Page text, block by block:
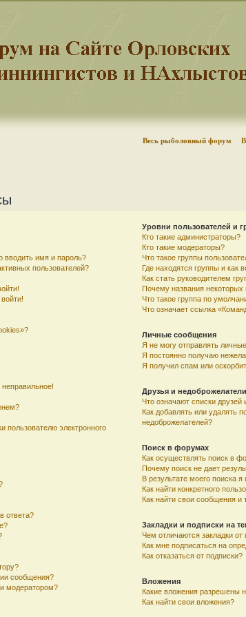
Весь рыболовный форум
вводить имя и пароль?
пользователей?
пользователю электронного
ответа?
сообщения?
модератором?
Уровни пользователей и
Кто такие администраторы?
Кто такие модераторы?
Что такое группы
Где находятся группы и как
Как стать руководителем
Почему названия некоторых
Что такое группа по
Что означает ссылка
Личные сообщения
Я не могу отправлять
Я постоянно получаю
Я получил спам или
Друзья и недоброжелатели
Что означают списки друзей
Как добавлять или удалять
недоброжелателей?
Поиск в форумах
Как осуществлять поиск в
Почему поиск не дает
В результате моего поиска
Как найти конкретного
Как найти свои сообщения и
Закладки и подписки на
Чем отличаются закладки от
Как мне подписаться на
Как отказаться от подписки?
Вложения
Какие вложения разрешены
Как найти свои вложения?